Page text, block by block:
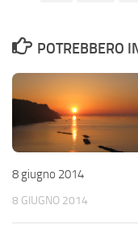
POTREBBERO
8 giugno 2014
8 GIUGNO 2014